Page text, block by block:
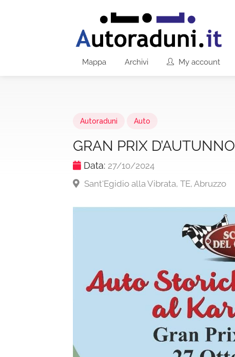
Mappa Archivi My account
Autoraduni Auto
GRAN PRIX D’AUTUNNO
Data: 27/10/2024
Sant'Egidio alla Vibrata, TE, Abruzzo